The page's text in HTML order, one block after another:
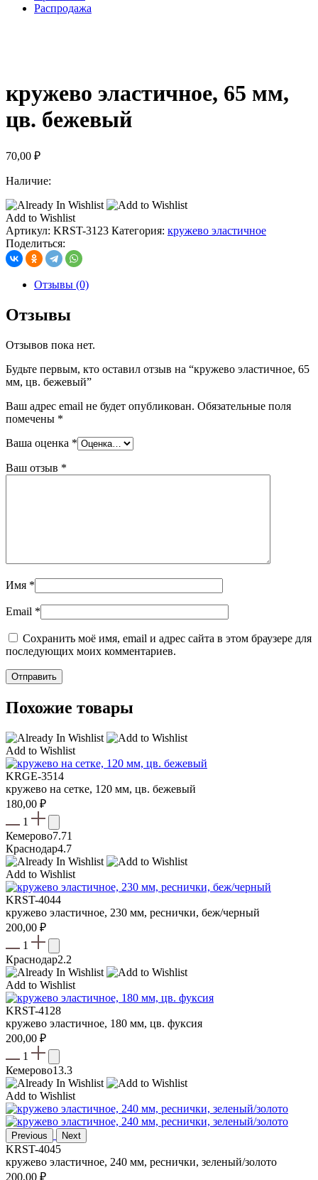
Распродажа
кружево эластичное, 65 мм,
цв. бежевый
70,00 ₽
Наличие:
Add to Wishlist
Артикул: KRST-3123 Категория: кружево эластичное
Поделиться:
Отзывы (0)
Отзывы
Отзывов пока нет.
Будьте первым, кто оставил отзыв на “кружево эластичное, 65
мм, цв. бежевый”
Ваш адрес email не будет опубликован. Обязательные поля
помечены *
Ваша оценка *
Ваш отзыв *
Имя *
Email *
Сохранить моё имя, email и адрес сайта в этом браузере для
последующих моих комментариев.
Похожие товары
Add to Wishlist
KRGE-3514
кружево на сетке, 120 мм, цв. бежевый
180,00 ₽
1
Кемерово7.71
Краснодар4.7
Add to Wishlist
KRST-4044
кружево эластичное, 230 мм, реснички, беж/черный
200,00 ₽
1
Краснодар2.2
Add to Wishlist
KRST-4128
кружево эластичное, 180 мм, цв. фуксия
200,00 ₽
1
Кемерово13.3
Add to Wishlist
Previous Next
KRST-4045
кружево эластичное, 240 мм, реснички, зеленый/золото
200,00 ₽